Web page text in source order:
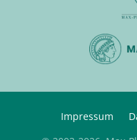
Impressum